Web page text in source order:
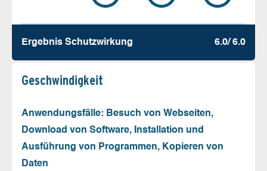
Ergebnis Schutz­wirkung 6.0/ 6.0
Geschw­indigkeit
Anwendungsfälle: Besuch von Webseiten,
Download von Software, Installation und
Ausführung von Programmen, Kopieren von
Daten